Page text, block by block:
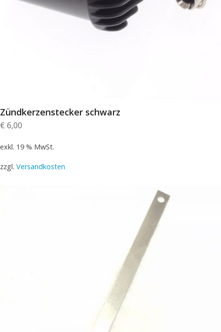
Zündkerzenstecker schwarz
€ 6,00
exkl. 19 % MwSt.
zzgl. Versandkosten